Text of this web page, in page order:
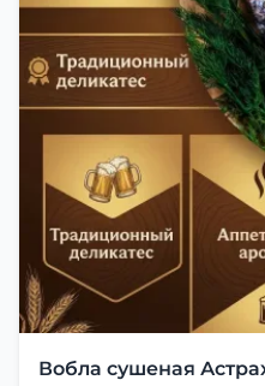
Вобла сушеная